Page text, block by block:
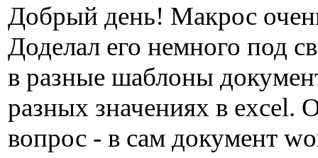
Добрый день! Макрос
Доделал его немного под
в разные шаблоны
разных значениях в excel.
вопрос - в сам документ